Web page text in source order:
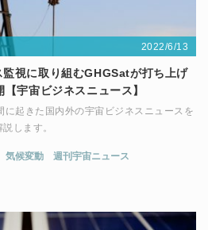
2022/6/13
視に取り組むGHGSatが打ち上げ
宇宙ビジネスニュース】
に起きた国内外の宇宙ビジネスニュースを
します。
気候変動 週刊宇宙ニュース